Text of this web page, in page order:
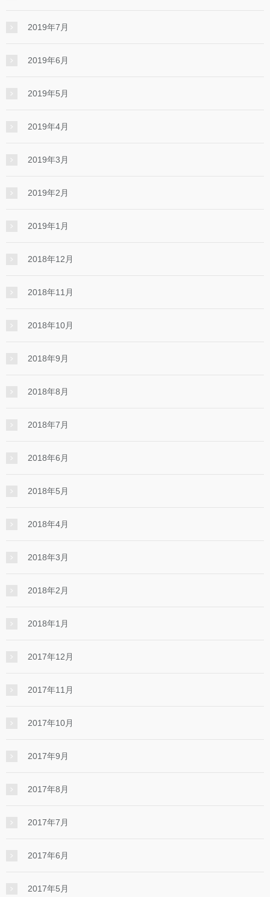
2019年7月
2019年6月
2019年5月
2019年4月
2019年3月
2019年2月
2019年1月
2018年12月
2018年11月
2018年10月
2018年9月
2018年8月
2018年7月
2018年6月
2018年5月
2018年4月
2018年3月
2018年2月
2018年1月
2017年12月
2017年11月
2017年10月
2017年9月
2017年8月
2017年7月
2017年6月
2017年5月